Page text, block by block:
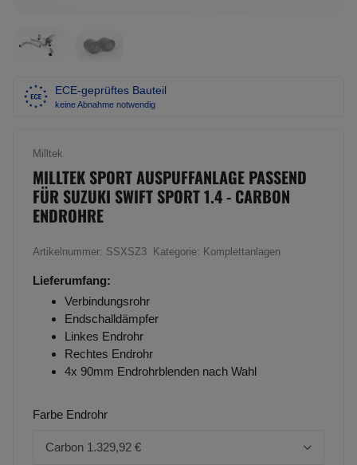
ECE-geprüftes Bauteil
keine Abnahme notwendig
Milltek
MILLTEK SPORT AUSPUFFANLAGE PASSEND
FÜR SUZUKI SWIFT SPORT 1.4 - CARBON
ENDROHRE
Artikelnummer: SSXSZ3 Kategorie: Komplettanlagen
Lieferumfang:
Verbindungsrohr
Endschalldämpfer
Linkes Endrohr
Rechtes Endrohr
4x 90mm Endrohrblenden nach Wahl
Farbe Endrohr
Carbon 1.329,92 €